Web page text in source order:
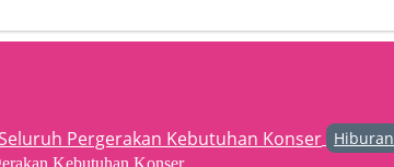
Hiburan